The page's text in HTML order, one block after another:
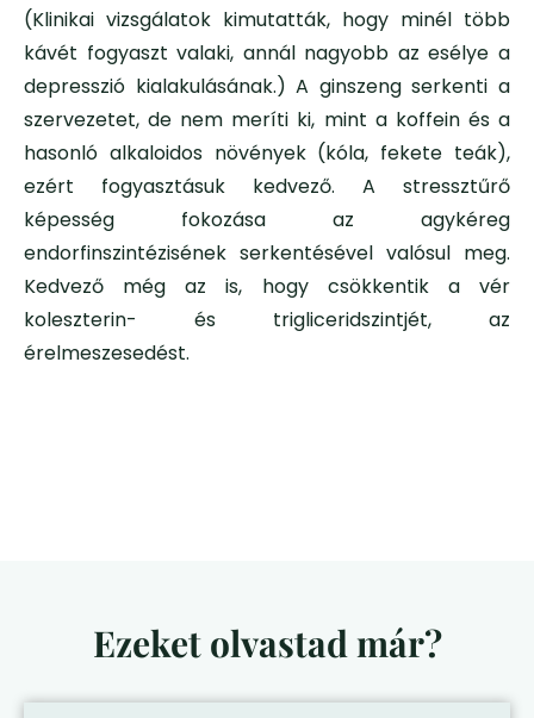
(Klinikai vizsgálatok kimutatták, hogy minél több
kávét fogyaszt valaki, annál nagyobb az esélye a
depresszió kialakulásának.) A ginszeng serkenti a
szervezetet, de nem meríti ki, mint a koffein és a
hasonló alkaloidos növények (kóla, fekete teák),
ezért fogyasztásuk kedvező.
A stressztűrő
képesség fokozása az agykéreg
endorfinszintézisének serkentésével valósul meg.
Kedvező még az is, hogy csökkentik a vér
koleszterin- és trigliceridszintjét, az
érelmeszesedést.
Ezeket olvastad már?